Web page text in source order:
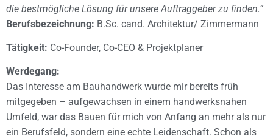
die bestmögliche Lösung für unsere Auftraggeber zu finden.“
Berufsbezeichnung: B.Sc. cand. Architektur/ Zimmermann
Tätigkeit: Co-Founder, Co-CEO & Projektplaner
Werdegang:
Das Interesse am Bauhandwerk wurde mir bereits früh
mitgegeben – aufgewachsen in einem handwerksnahen
Umfeld, war das Bauen für mich von Anfang an mehr als nur
ein Berufsfeld, sondern eine echte Leidenschaft. Schon als